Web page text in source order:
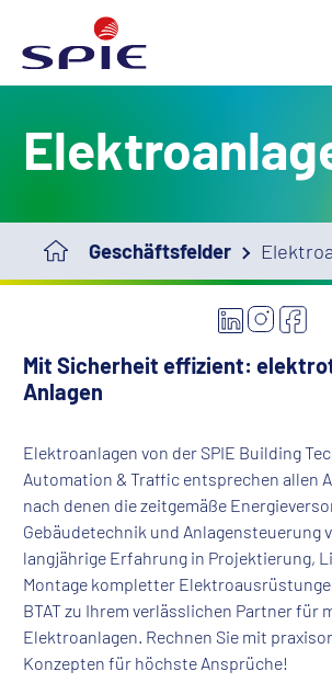
Geschäftsfelder
Mit Sicherheit effizient:
Anlagen
Elektroanlagen von der SPIE Building
Automation & Traffic entsprechen allen
nach denen die zeitgemäße
Gebäudetechnik und Anlagensteuerung
langjährige Erfahrung in Projektierung,
Montage kompletter
BTAT zu Ihrem verlässlichen Partner für
Elektroanlagen. Rechnen Sie mit
Konzepten für höchste Ansprüche!